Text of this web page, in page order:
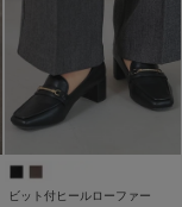
ビット付ヒールローファー